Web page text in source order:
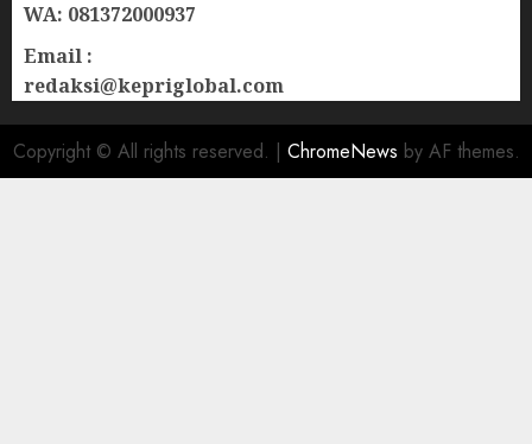
WA: 081372000937
Email :
redaksi@kepriglobal.com
Copyright © All rights reserved. | ChromeNews by AF themes.